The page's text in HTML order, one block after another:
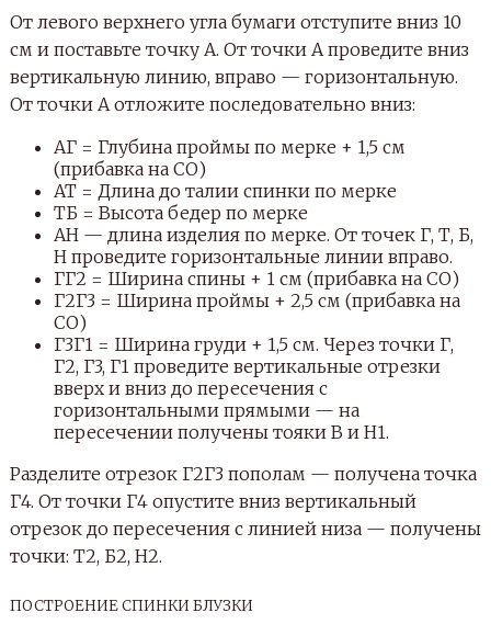
От левого верхнего угла бумаги отступите вниз 10
см и поставьте точку А. От точки А проведите вниз
вертикальную линию, вправо — горизонтальную.
От точки А отложите последовательно вниз:
АГ = Глубина проймы по мерке + 1,5 см
(прибавка на СО)
АТ = Длина до талии спинки по мерке
ТБ = Высота бедер по мерке
АН — длина изделия по мерке. От точек Г, Т, Б,
Н проведите горизонтальные линии вправо.
ГГ2 = Ширина спины + 1 см (прибавка на СО)
Г2Г3 = Ширина проймы + 2,5 см (прибавка на
СО)
Г3Г1 = Ширина груди + 1,5 см. Через точки Г,
Г2, Г3, Г1 проведите вертикальные отрезки
вверх и вниз до пересечения с
горизонтальными прямыми — на
пересечении получены тояки В и Н1.
Разделите отрезок Г2Г3 пополам — получена точка
Г4. От точки Г4 опустите вниз вертикальный
отрезок до пересечения с линией низа — получены
точки: Т2, Б2, Н2.
ПОСТРОЕНИЕ СПИНКИ БЛУЗКИ